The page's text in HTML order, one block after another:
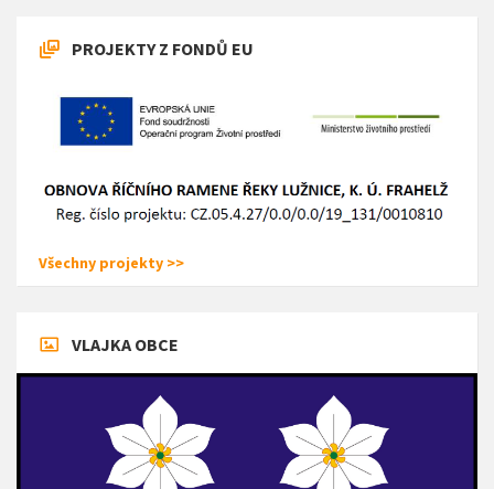
PROJEKTY Z FONDŮ EU
Všechny projekty >>
VLAJKA OBCE